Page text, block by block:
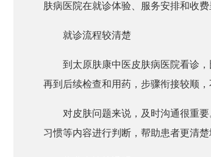
肤病医院在就诊体验、服务安排和收
就诊流程较清楚
到太原肤康中医皮肤病医院看诊
再到后续检查和用药，步骤衔接较顺
对皮肤问题来说，及时沟通很重
习惯等内容进行判断，帮助患者更清